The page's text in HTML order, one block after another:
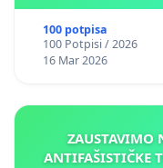
100 potpisa
100 Potpisi / 2026
16 Mar 2026
ZAUSTAVIMO
ANTIFAŠISTIČKE